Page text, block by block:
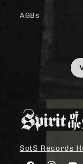
AGBs
SotS Records